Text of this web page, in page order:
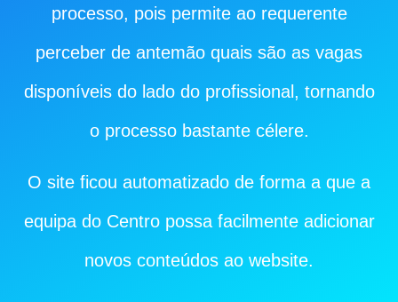
processo, pois permite ao requerente
perceber de antemão quais são as vagas
disponíveis do lado do profissional, tornando
o processo bastante célere.
O site ficou automatizado de forma a que a
equipa do Centro possa facilmente adicionar
novos conteúdos ao website.